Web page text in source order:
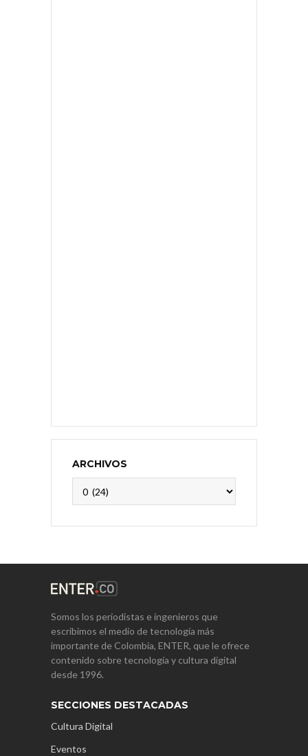
ARCHIVOS
Somos los periodistas e ingenieros que
escribimos el medio de tecnología más
importante de Colombia, ENTER, que le ofrece
contenido sobre tecnología y cultura digital
desde 1996.
SECCIONES DESTACADAS
Cultura Digital
Eventos